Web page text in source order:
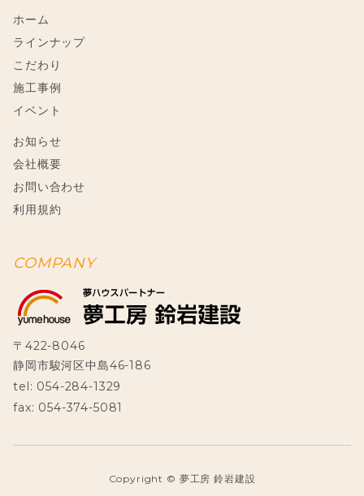
ホーム
ラインナップ
こだわり
施工事例
イベント
お知らせ
会社概要
お問い合わせ
利用規約
COMPANY
〒422-8046
静岡市駿河区中島46-186
tel: 054-284-1329
fax: 054-374-5081
Copyright © 夢工房 鈴岩建設